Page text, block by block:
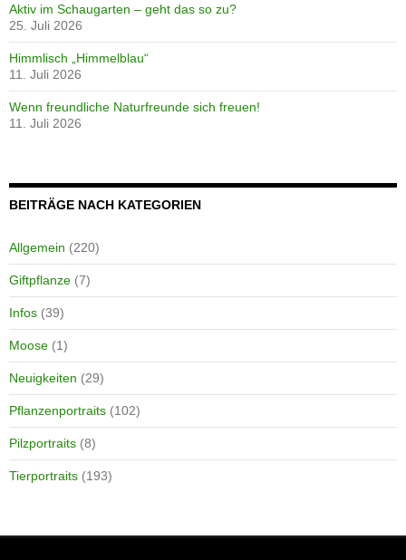
Aktiv im Schaugarten – geht das so zu?
25. Juli 2026
Himmlisch „Himmelblau“
11. Juli 2026
Wenn freundliche Naturfreunde sich freuen!
11. Juli 2026
BEITRÄGE NACH KATEGORIEN
Allgemein (220)
Giftpflanze (7)
Infos (39)
Moose (1)
Neuigkeiten (29)
Pflanzenportraits (102)
Pilzportraits (8)
Tierportraits (193)